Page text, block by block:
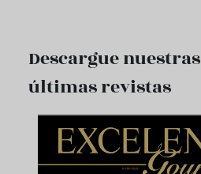
Descargue nuestras
últimas revistas